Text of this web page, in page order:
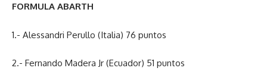
FORMULA ABARTH
1.- Alessandri Perullo (Italia) 76 puntos
2.- Fernando Madera Jr (Ecuador) 51 puntos